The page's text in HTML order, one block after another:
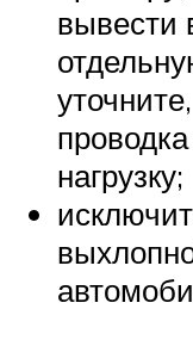
вывести
нагрузку;